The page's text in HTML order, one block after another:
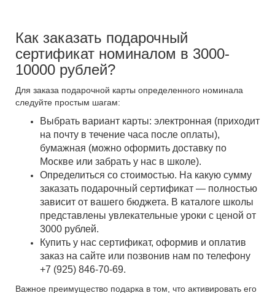
Как заказать подарочный
сертификат номиналом в 3000-
10000 рублей?
Для заказа подарочной карты определенного номинала
следуйте простым шагам:
Выбрать вариант карты: электронная (приходит
на почту в течение часа после оплаты),
бумажная (можно оформить доставку по
Москве или забрать у нас в школе).
Определиться со стоимостью. На какую сумму
заказать подарочный сертификат — полностью
зависит от вашего бюджета. В каталоге школы
представлены увлекательные уроки с ценой от
3000 рублей.
Купить у нас сертификат, оформив и оплатив
заказ на сайте или позвонив нам по телефону
+7 (925) 846-70-69.
Важное преимущество подарка в том, что активировать его